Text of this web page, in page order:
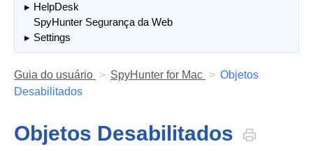
HelpDesk
SpyHunter Segurança da Web
Settings
Guia do usuário SpyHunter for Mac
Objetos
Desabilitados
Objetos Desabilitados